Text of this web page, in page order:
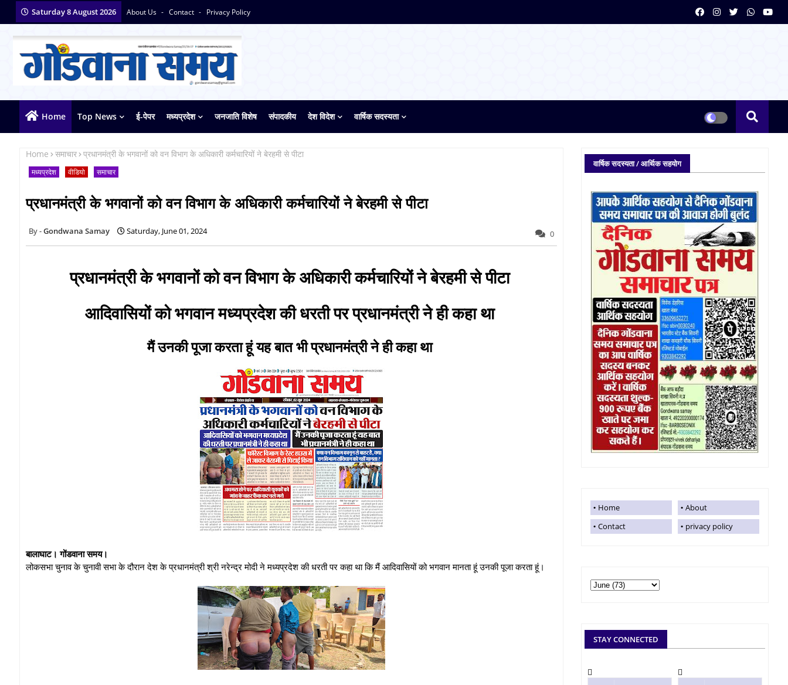
Saturday 8 August 2026 About Us Contact Privacy Policy
Home Top News ई-पेपर मध्यप्रदेश जनजाति विशेष संपादकीय देश विदेश वार्षिक सदस्यता
Home समाचार प्रधानमंत्री के भगवानों को वन विभाग के अधिकारी कर्मचारियों ने बेरहमी से पीटा
मध्यप्रदेश वीडियो समाचार
प्रधानमंत्री के भगवानों को वन विभाग के अधिकारी कर्मचारियों ने बेरहमी से पीटा
Gondwana Samay Saturday, June 01, 2024 0
प्रधानमंत्री के भगवानों को वन विभाग के अधिकारी कर्मचारियों ने बेरहमी से पीटा
आदिवासियों को भगवान मध्यप्रदेश की धरती पर प्रधानमंत्री ने ही कहा था
मैं उनकी पूजा करता हूं यह बात भी प्रधानमंत्री ने ही कहा था
बालाघाट। गोंडवाना समय।
लोकसभा चुनाव के चुनावी सभा के दौरान देश के प्रधानमंत्री श्री नरेन्द्र मोदी ने मध्यप्रदेश की धरती पर कहा था कि मैं आदिवासियों को भगवान मानता हूं उनकी पूजा करता हूं।
वार्षिक सदस्यता / आर्थिक सहयोग
Home
About
Contact
privacy policy
STAY CONNECTED